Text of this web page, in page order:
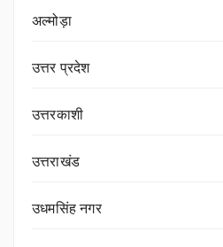
अल्मोड़ा
उत्तर प्रदेश
उत्तरकाशी
उत्तराखंड
उधमसिंह नगर